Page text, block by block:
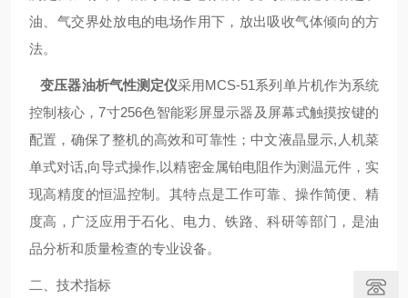
油、气交界处放电的电场作用下，放出吸收气体倾向的方
法。
变压器油析气性测定仪采用MCS-51系列单片机作为系统
控制核心，7寸256色智能彩屏显示器及屏幕式触摸按键的
配置，确保了整机的高效和可靠性；中文液晶显示,人机菜
单式对话,向导式操作,以精密金属铂电阻作为测温元件，实
现高精度的恒温控制。其特点是工作可靠、操作简便、精
度高，广泛应用于石化、电力、铁路、科研等部门，是油
品分析和质量检查的专业设备。
二、技术指标